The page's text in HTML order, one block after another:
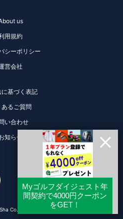
us
用規約
シーポリシー
営会社
に基づく表記
あるご質問
い合わせ
知らせ
Co., Ltd. All Rights Reserved.